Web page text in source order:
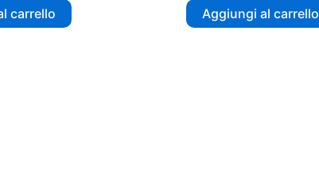
carrello Aggiungi al carrello